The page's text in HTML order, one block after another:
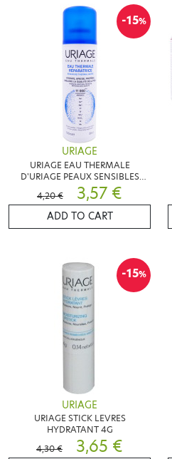
-15%
URIAGE
URIAGE EAU THERMALE
D'URIAGE PEAUX SENSIBLES
150ML "SPRAY"
4,20 € 3,57 €
ADD TO CART
-15%
URIAGE
URIAGE STICK LEVRES
HYDRATANT 4G
4,30 €
3,65 €